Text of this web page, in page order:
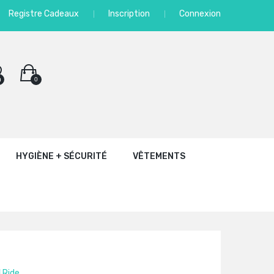
Registre Cadeaux Inscription Connexion
0
HYGIÈNE + SÉCURITÉ VÊTEMENTS